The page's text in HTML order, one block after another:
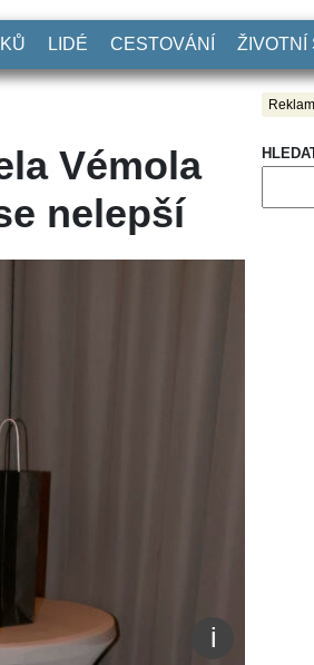
LIDÉ CESTOVÁNÍ ŽIVOTNÍ
Vémola
nelepší